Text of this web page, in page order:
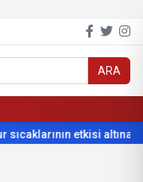
ARA
etkisi altına